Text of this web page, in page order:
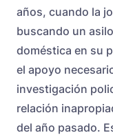
años, cuando la
buscando un
doméstica en su
el apoyo
investigación
relación
del año pasado.